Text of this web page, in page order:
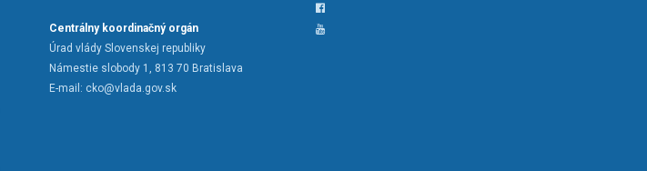
Centrálny koordinačný orgán
Úrad vlády Slovenskej republiky
Námestie slobody 1, 813 70 Bratislava
E-mail: cko@vlada.gov.sk
Facebook
YouTube